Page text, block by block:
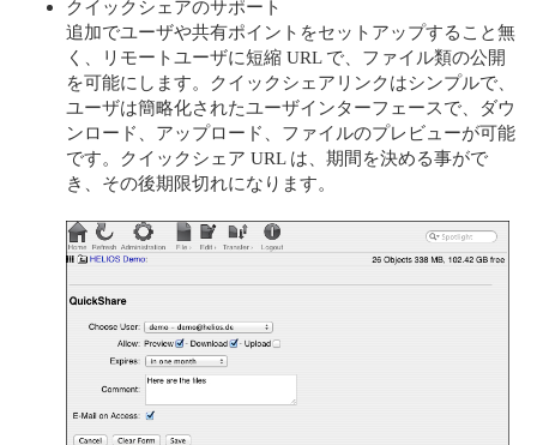
クイックシェアのサポート
追加でユーザや共有ポイントをセットアップすること無
く、リモートユーザに短縮 URL で、ファイル類の公開
を可能にします。クイックシェアリンクはシンプルで、
ユーザは簡略化されたユーザインターフェースで、ダウ
ンロード、アップロード、ファイルのプレビューが可能
です。クイックシェア URL は、期間を決める事がで
き、その後期限切れになります。